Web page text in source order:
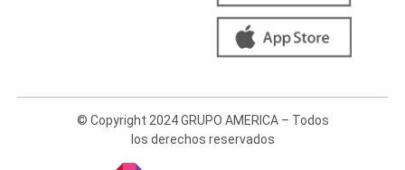
© Copyright 2024 GRUPO AMERICA – Todos
los derechos reservados